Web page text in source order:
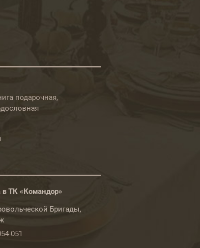
подарочная,
в ТК «Командор»
Бригады,
051